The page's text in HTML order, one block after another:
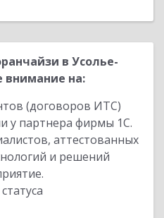
в Усолье-
внимание на:
(договоров ИТС)
у партнера фирмы 1С.
аттестованных
и решений